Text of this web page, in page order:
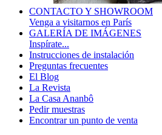
CONTACTO Y SHOWROOM
Venga a visitarnos en París
GALERÍA DE IMÁGENES
Inspírate...
Instrucciones de instalación
Preguntas frecuentes
El Blog
La Revista
La Casa Ananbô
Pedir muestras
Encontrar un punto de venta